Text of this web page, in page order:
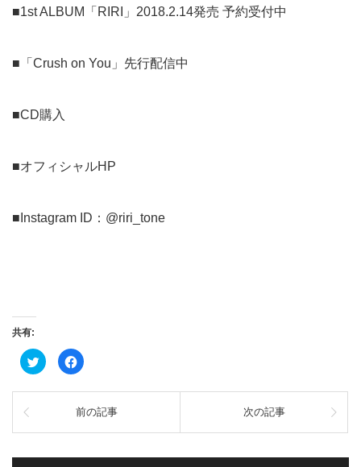
■1st ALBUM「RIRI」2018.2.14発売 予約受付中
■「Crush on You」 先行配信中
■CD購入
■オフィシャルHP
■Instagram ID：@riri_tone
共有:
ク
リ
ク
共
(新
Facebook
で
有
る
に
ク
ッ
前の記事 次の記事